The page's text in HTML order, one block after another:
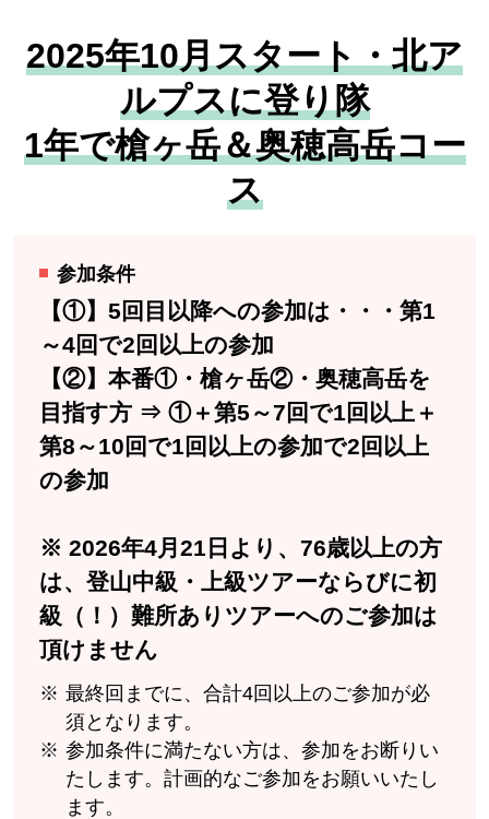
2025年10月スタート・北ア
ルプスに登り隊
1年で槍ヶ岳＆奥穂高岳コー
ス
参加条件
【①】5回目以降への参加は・・・第1
～4回で2回以上の参加
【②】本番①・槍ヶ岳②・奥穂高岳を
目指す方 ⇒ ①＋第5～7回で1回以上＋
第8～10回で1回以上の参加で2回以上
の参加
※ 2026年4月21日より、76歳以上の方
は、登山中級・上級ツアーならびに初
級（！）難所ありツアーへのご参加は
頂けません
最終回までに、合計4回以上のご参加が必
須となります。
参加条件に満たない方は、参加をお断りい
たします。計画的なご参加をお願いいたし
ます。